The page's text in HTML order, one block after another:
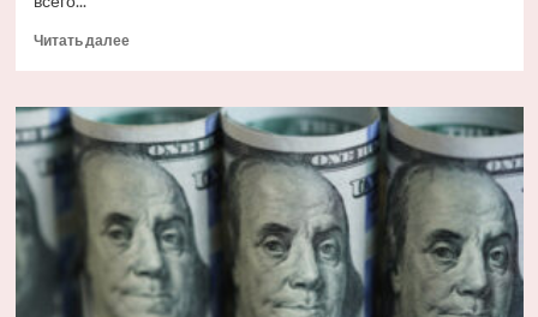
Читать далееПрочитать
Кошмар
ипотеки:
Заплатил
пять
однушек,
одну
взял
себе —
кому